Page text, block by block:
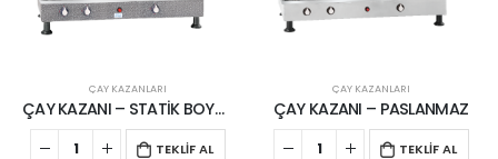
ÇAY KAZANLARI
ÇAY KAZANI – STATİK BOYALI
TEKLİF AL
ÇAY KAZANLARI
ÇAY KAZANI – PASLANMAZ
TEKLİF AL